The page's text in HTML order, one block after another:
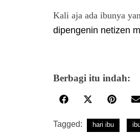
Kali aja ada ibunya
dipengenin netizen
Berbagi itu indah:
Tagged: hari ibu